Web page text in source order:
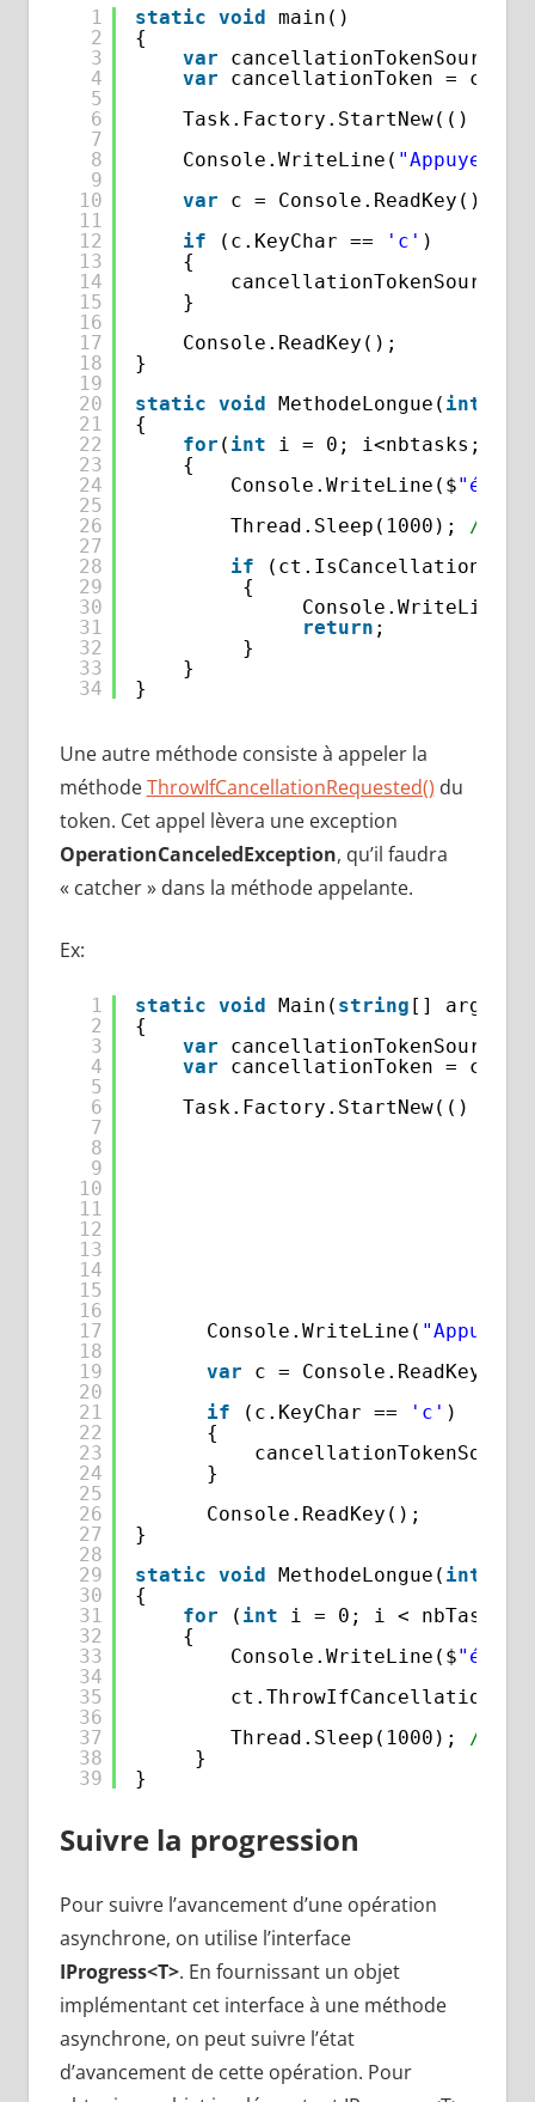
1
2
3
4
5
6
7
8
9
10
11
12
13
14
15
16
17
18
19
20
21
22
23
24
25
26
27
28
29
30
31
32
33
34
static void main()
{
var
cancellationTokenSource
var
cancellationToken =
Task.Factory.StartNew(() =>
Console.WriteLine( "Appuyer
var
c = Console.ReadKey();
if
(c.KeyChar == 'c' )
{
}
Console.ReadKey();
}
static void MethodeLongue( int
{
for ( int
i = 0; i<nbtasks;
{
Console.WriteLine($
Thread.Sleep(1000);
//
if
{
Console.WriteLine(
return ;
}
}
}
Une autre méthode consiste à appeler la
méthodeThrowIfCancellationRequested() du
token. Cet appel lèvera une exception
OperationCanceledException, qu’il faudra
« catcher » dans la méthode appelante.
Ex:
1
2
3
4
5
6
7
8
9
10
11
12
13
14
15
16
17
18
19
20
21
22
23
24
25
26
27
28
29
30
31
32
33
34
35
36
37
38
39
static void Main( string [] args)
{
var
cancellationTokenSource
var
cancellationToken =
Task.Factory.StartNew(() => {
Console.WriteLine(
var
c = Console.ReadKey();
if
(c.KeyChar == 'c' )
{
}
Console.ReadKey();
}
static void MethodeLongue( int
{
for
( int
i = 0; i < nbTasks;
{
Console.WriteLine($
Thread.Sleep(1000);
//
}
}
Suivre la progression
Pour suivre l’avancement d’une opération
asynchrone, on utilise l’interface
IProgress<T>. En fournissant un objet
implémentant cet interface à une méthode
asynchrone, on peut suivre l’état
d’avancement de cette opération. Pour